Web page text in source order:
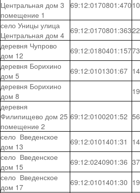
Центральная дом 3
помещение 1
69:12:0170801:470
село Уницы улица
Центральная дом 4 69:12:0170801:363
деревня Чупрово
дом 12
69:12:0180401:15773
деревня Борихино
дом 5
69:12:0101301:67
деревня Борихино
дом 8
деревня
Филипищево дом 25
помещение 2
69:12:0100201:52
село Введенское
дом 13
69:12:0101401:31
село Введенское
дом 15
69:12:0240901:36
село Введенское
дом 17
69:12:0101401:30